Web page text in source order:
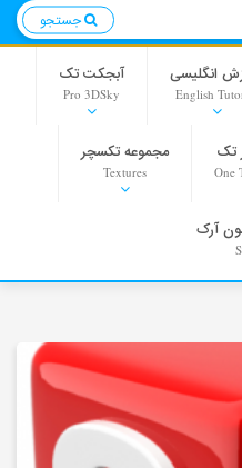
انگلیسی
English
آبجکت تک
Pro 3DSky
تک
One
مجموعه تکسچر
Textures
PNG-PSD
Stock
آرک